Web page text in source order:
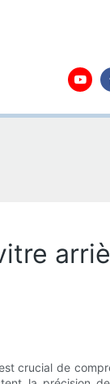
crucial de